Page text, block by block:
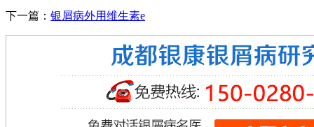
下一篇： 银屑病外用维生素e